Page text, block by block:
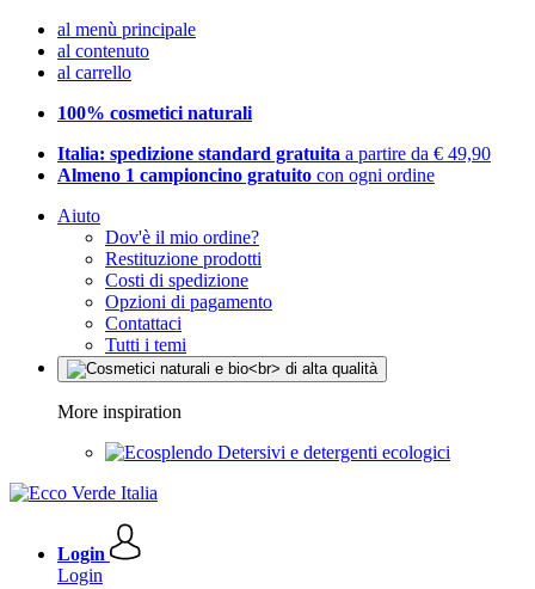
al menù principale
al contenuto
al carrello
100% cosmetici naturali
Italia: spedizione standard gratuita a partire da € 49,90
Almeno 1 campioncino gratuito con ogni ordine
Aiuto
Dov'è il mio ordine?
Restituzione prodotti
Costi di spedizione
Opzioni di pagamento
Contattaci
Tutti i temi
More inspiration
Detersivi e detergenti ecologici
Login
Login